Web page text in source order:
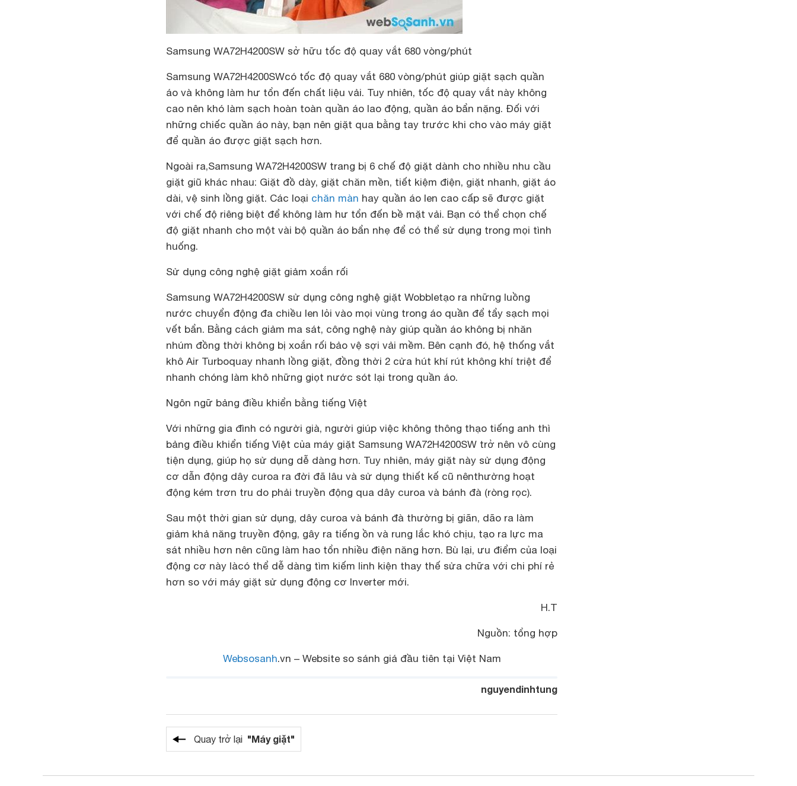
Samsung WA72H4200SW sở hữu tốc độ quay vắt 680 vòng/phút
Samsung WA72H4200SWcó tốc độ quay vắt 680 vòng/phút giúp giặt sạch quần
áo và không làm hư tổn đến chất liệu vải. Tuy nhiên, tốc độ quay vắt này không
cao nên khó làm sạch hoàn toàn quần áo lao động, quần áo bẩn nặng. Đối với
những chiếc quần áo này, bạn nên giặt qua bằng tay trước khi cho vào máy giặt
để quần áo được giặt sạch hơn.
Ngoài ra,Samsung WA72H4200SW trang bị 6 chế độ giặt dành cho nhiều nhu cầu
giặt giũ khác nhau: Giặt đồ dày, giặt chăn mền, tiết kiệm điện, giặt nhanh, giặt áo
dài, vệ sinh lồng giặt. Các loại chăn màn hay quần áo len cao cấp sẽ được giặt
với chế độ riêng biệt để không làm hư tổn đến bề mặt vải. Bạn có thể chọn chế
độ giặt nhanh cho một vài bộ quần áo bẩn nhẹ để có thể sử dụng trong mọi tình
huống.
Sử dụng công nghệ giặt giảm xoắn rối
Samsung WA72H4200SW sử dụng công nghệ giặt Wobbletạo ra những luồng
nước chuyển động đa chiều len lỏi vào mọi vùng trong áo quần để tẩy sạch mọi
vết bẩn. Bằng cách giảm ma sát, công nghệ này giúp quần áo không bị nhăn
nhúm đồng thời không bị xoắn rối bảo vệ sợi vải mềm. Bên cạnh đó, hệ thống vắt
khô Air Turboquay nhanh lồng giặt, đồng thời 2 cửa hút khí rút không khí triệt để
nhanh chóng làm khô những giọt nước sót lại trong quần áo.
Ngôn ngữ bảng điều khiển bằng tiếng Việt
Với những gia đình có người già, người giúp việc không thông thạo tiếng anh thì
bảng điều khiển tiếng Việt của máy giặt Samsung WA72H4200SW trở nên vô cùng
tiện dụng, giúp họ sử dụng dễ dàng hơn. Tuy nhiên, máy giặt này sử dụng động
cơ dẫn động dây curoa ra đời đã lâu và sử dụng thiết kế cũ nênthường hoạt
động kém trơn tru do phải truyền động qua dây curoa và bánh đà (ròng rọc).
Sau một thời gian sử dụng, dây curoa và bánh đà thường bị giãn, dão ra làm
giảm khả năng truyền động, gây ra tiếng ồn và rung lắc khó chịu, tạo ra lực ma
sát nhiều hơn nên cũng làm hao tổn nhiều điện năng hơn. Bù lại, ưu điểm của loại
động cơ này làcó thể dễ dàng tìm kiếm linh kiện thay thế sửa chữa với chi phí rẻ
hơn so với máy giặt sử dụng động cơ Inverter mới.
H.T
Nguồn: tổng hợp
Websosanh.vn – Website so sánh giá đầu tiên tại Việt Nam
nguyendinhtung
Quay trở lại "Máy giặt"